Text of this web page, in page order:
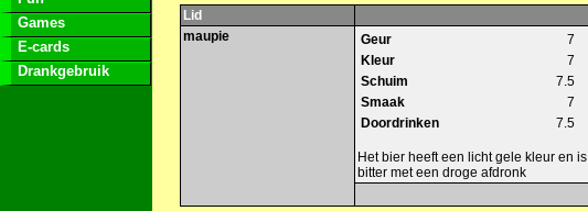
Games
E-cards
Drankgebruik
Lid
maupie
Geur
7
Kleur
7
Schuim
7.5
Smaak
7
Doordrinken
7.5
Het bier heeft een licht gele kleur en
bitter met een droge afdronk